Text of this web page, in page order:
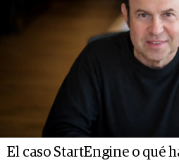
El caso StartEngine o qué